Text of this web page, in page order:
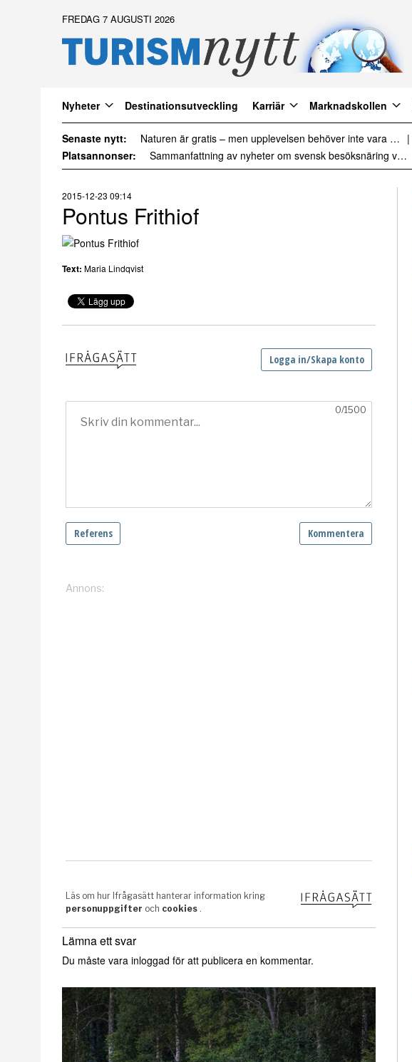
FREDAG 7 AUGUSTI 2026
Nyheter Destinationsutveckling Karriär Marknadskollen
Senaste nytt: Det är inte för många turister. Det är för lite styrning
Platsannonser:
Sammanfattning av nyheter om svensk besöksnäring vecka 28 2026
2015-12-23 09:14
Pontus Frithiof
Text: Maria Lindqvist
Lämna ett svar
Du måste vara inloggad för att publicera en kommentar.